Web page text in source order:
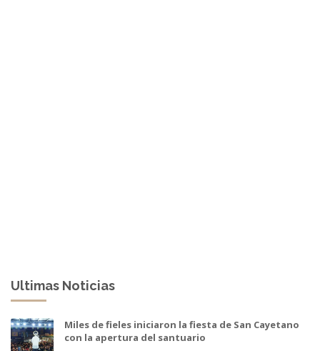
Ultimas Noticias
Miles de fieles iniciaron la fiesta de San Cayetano
con la apertura del santuario